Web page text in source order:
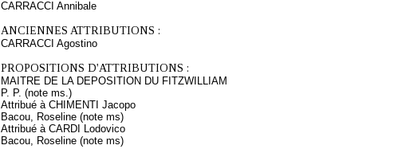
CARRACCI Annibale
ANCIENNES ATTRIBUTIONS :
CARRACCI Agostino
PROPOSITIONS D'ATTRIBUTIONS :
MAITRE DE LA DEPOSITION DU FITZWILLIAM
P. P. (note ms.)
Attribué à CHIMENTI Jacopo
Bacou, Roseline (note ms)
Attribué à CARDI Lodovico
Bacou, Roseline (note ms)